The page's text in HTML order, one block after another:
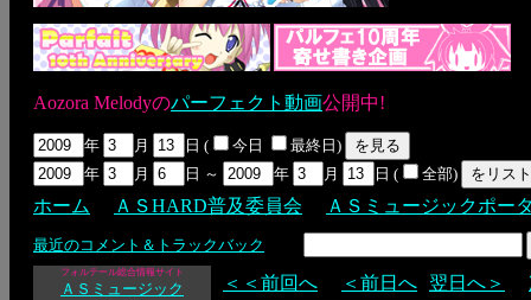
Aozora Melodyのパーフェクト動画公開中!
年 月 日 ( 今日
最終日)
年
月 日 ～ 年 月 日 ( 全部)
ホーム ＡＳHARD普及委員会 ＡＳミュージックポー
最近のコメント＆トラックバック
フォルテール総合情報サイト
ＡＳミュージック
＜＜前回へ ＜前日へ 翌日へ＞